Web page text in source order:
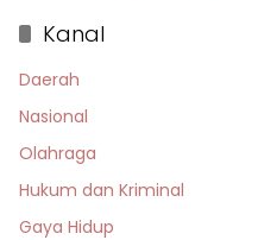
Kanal
Daerah
Nasional
Olahraga
Hukum dan Kriminal
Gaya Hidup